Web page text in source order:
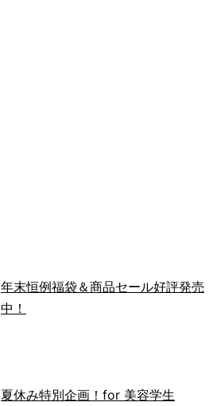
年末恒例福袋＆商品セール好評発売
中！
夏休み特別企画！for 美容学生